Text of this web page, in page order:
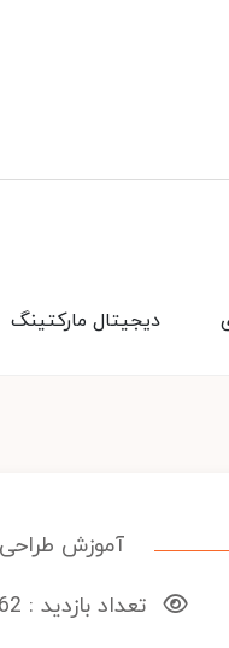
دیجیتال مارکتینگ
آموزش
تعداد بازدید : 162